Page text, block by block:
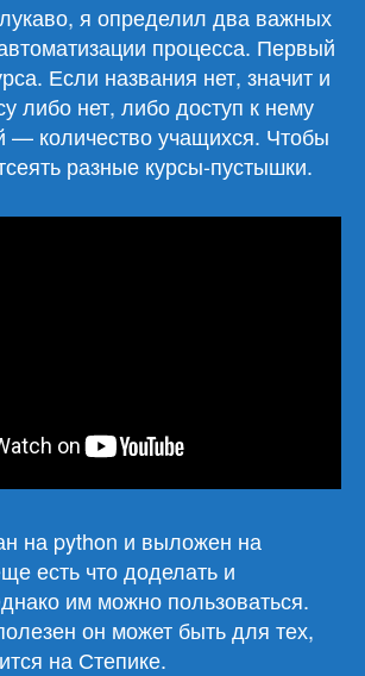
я определил два важных
процесса. Первый
Если названия нет, значит и
либо нет, либо доступ к нему
— количество учащихся. Чтобы
разные курсы-пустышки.
на python и выложен на
есть что доделать и
им можно пользоваться.
он может быть для тех,
на Степике.